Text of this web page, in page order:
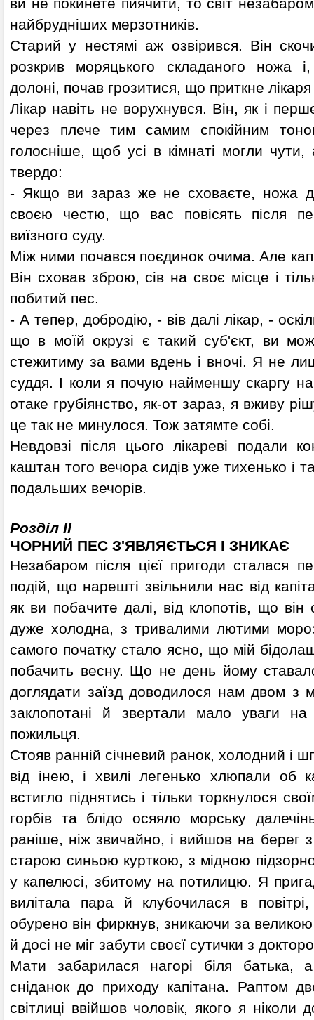
ви не покинете пиячити, то світ
найбрудніших мерзотників.
Старий у нестямі аж озвірився. Він
розкрив моряцького складаного ножа
долоні, почав грозитися, що приткне лікаря
Лікар навіть не ворухнувся. Він, як і
через плече тим самим спокійним
голосніше, щоб усі в кімнаті могли чути,
твердо:
- Якщо ви зараз же не сховаєте, ножа
своєю честю, що вас повісять після
виїзного суду.
Між ними почався поєдинок очима. Але
Він сховав зброю, сів на своє місце і
побитий пес.
- А тепер, добродію, - вів далі лікар, -
що в моїй окрузі є такий суб'єкт, ви
стежитиму за вами вдень і вночі. Я не
суддя. І коли я почую найменшу скаргу
отаке грубіянство, як-от зараз, я вживу
це так не минулося. Тож затямте собі.
Невдовзі після цього лікареві подали
каштан того вечора сидів уже тихенько і
подальших вечорів.
Розділ II
ЧОРНИЙ ПЕС З'ЯВЛЯЄТЬСЯ І ЗНИКАЄ
Незабаром після цієї пригоди сталася
подій, що нарешті звільнили нас від
як ви побачите далі, від клопотів, що
дуже холодна, з тривалими лютими
самого початку стало ясно, що мій
побачить весну. Що не день йому
доглядати заїзд доводилося нам двом з
заклопотані й звертали мало уваги
пожильця.
Стояв ранній січневий ранок, холодний і
від інею, і хвилі легенько хлюпали об
встигло піднятись і тільки торкнулося
горбів та блідо осяяло морську
раніше, ніж звичайно, і вийшов на берег з
старою синьою курткою, з мідною
у капелюсі, збитому на потилицю. Я
вилітала пара й клубочилася в
обурено він фиркнув, зникаючи за
й досі не міг забути своєї сутички з
Мати забарилася нагорі біля батька,
сніданок до приходу капітана. Раптом
світлиці ввійшов чоловік, якого я